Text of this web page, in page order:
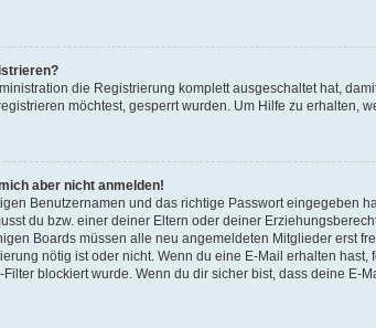
die Registrierung komplett ausgeschaltet hat,
möchtest, gesperrt wurden. Um Hilfe zu erhalten,
aber nicht anmelden!
Benutzernamen und das richtige Passwort eingegeben
du bzw. einer deiner Eltern oder deiner
Boards müssen alle neu angemeldeten Mitglieder erst
nötig ist oder nicht. Wenn du eine E-Mail erhalten
blockiert wurde. Wenn du dir sicher bist, dass deine E-